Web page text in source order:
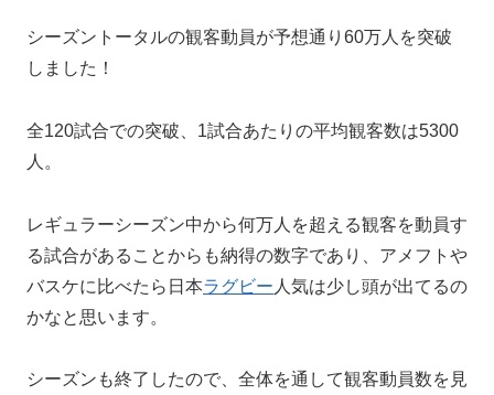
シーズントータルの観客動員が予想通り60万人を突破
しました！
全120試合での突破、1試合あたりの平均観客数は5300
人。
レギュラーシーズン中から何万人を超える観客を動員す
る試合があることからも納得の数字であり、アメフトや
バスケに比べたら日本ラグビー 人気は少し頭が出てるの
かなと思います。
シーズンも終了したので、全体を通して観客動員数を見